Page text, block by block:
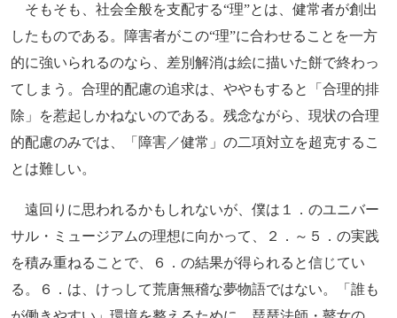
そもそも、社会全般を支配する“理”とは、健常者が創出
したものである。障害者がこの“理”に合わせることを一方
的に強いられるのなら、差別解消は絵に描いた餅で終わっ
てしまう。合理的配慮の追求は、ややもすると「合理的排
除」を惹起しかねないのである。残念ながら、現状の合理
的配慮のみでは、「障害／健常」の二項対立を超克するこ
とは難しい。
遠回りに思われるかもしれないが、僕は１．のユニバー
サル・ミュージアムの理想に向かって、２．～５．の実践
を積み重ねることで、６．の結果が得られると信じてい
る。６．は、けっして荒唐無稽な夢物語ではない。「誰も